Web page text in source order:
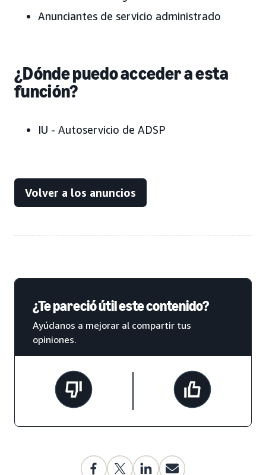
Anunciantes de servicio administrado
¿Dónde puedo acceder a esta
función?
IU - Autoservicio de ADSP
Volver a los anuncios
¿Te pareció útil este contenido?
Ayúdanos a mejorar al compartir tus
opiniones.